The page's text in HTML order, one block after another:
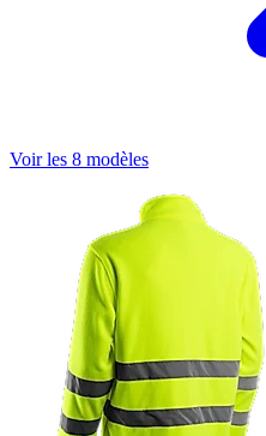
Voir les 8 modèles